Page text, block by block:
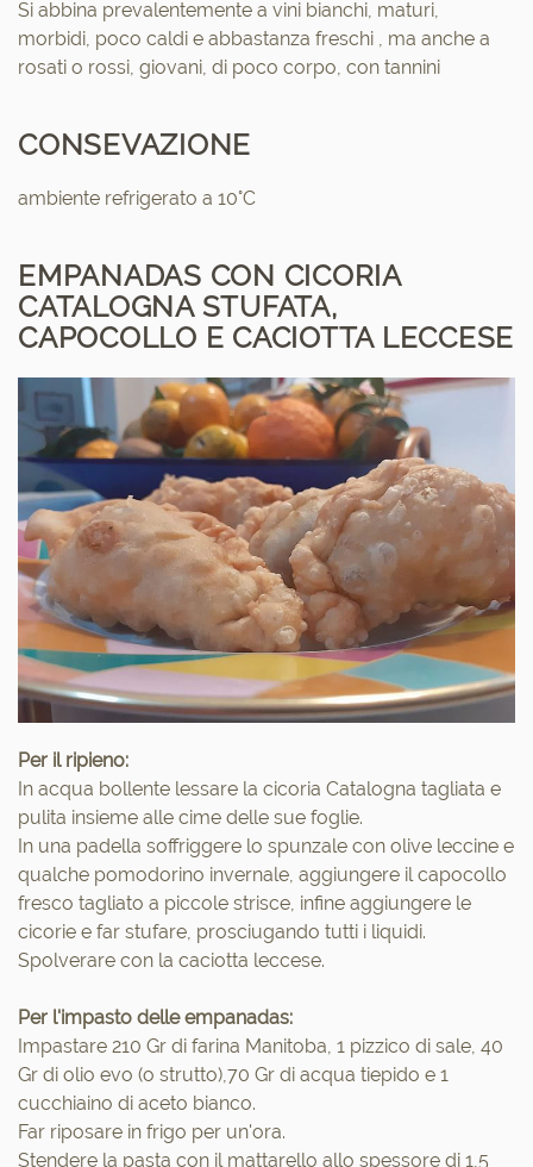
Si abbina prevalentemente a vini bianchi, maturi,
morbidi, poco caldi e abbastanza freschi , ma anche a
rosati o rossi, giovani, di poco corpo, con tannini
CONSEVAZIONE
ambiente refrigerato a 10°C
EMPANADAS CON CICORIA
CATALOGNA STUFATA,
CAPOCOLLO E CACIOTTA LECCESE
Per il ripieno:
In acqua bollente lessare la cicoria Catalogna tagliata e
pulita insieme alle cime delle sue foglie.
In una padella soffriggere lo spunzale con olive leccine e
qualche pomodorino invernale, aggiungere il capocollo
fresco tagliato a piccole strisce, infine aggiungere le
cicorie e far stufare, prosciugando tutti i liquidi.
Spolverare con la caciotta leccese.
Per l'impasto delle empanadas:
Impastare 210 Gr di farina Manitoba, 1 pizzico di sale, 40
Gr di olio evo (o strutto),70 Gr di acqua tiepido e 1
cucchiaino di aceto bianco.
Far riposare in frigo per un'ora.
Stendere la pasta con il mattarello allo spessore di 1,5